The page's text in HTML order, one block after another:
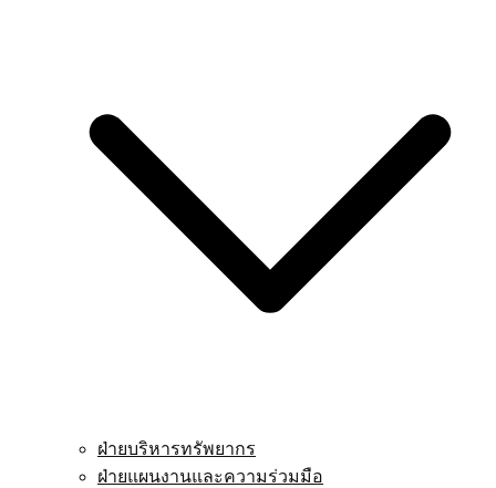
ฝ่ายบริหารทรัพยากร
ฝ่ายแผนงานและความร่วมมือ